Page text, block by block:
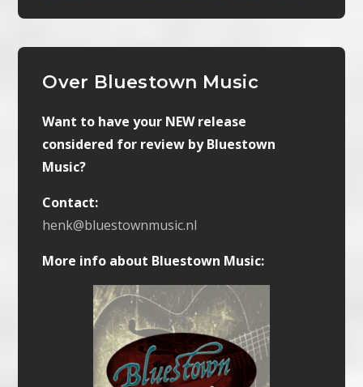
Over Bluestown Music
Want to have your NEW release
considered for review by Bluestown
Music?
Contact:
henk@bluestownmusic.nl
More info about Bluestown Music: